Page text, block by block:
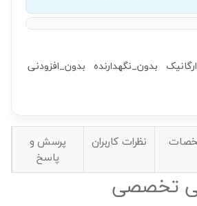
بدون_نگهدارنده بدون_افزودنی
نظرات کاربران
پرسش و
پاسخ
تخصصی